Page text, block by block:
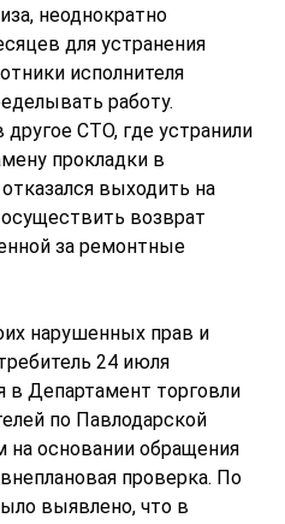
неоднократно
для устранения
исполнителя
работу.
СТО, где устранили
прокладки в
выходить на
возврат
за ремонтные
нарушенных прав и
24 июля
в Департамент торговли
по Павлодарской
на основании обращения
проверка. По
выявлено, что в